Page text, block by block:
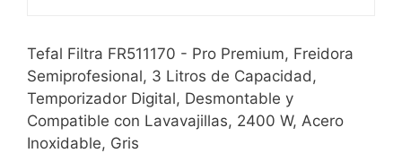
contra
sobrecalentamiento?
Podrías detener el
proceso para modificar el
programa o el tiempo o
CARACTERÍSTICAS
>
Tefal Filtra FR511170 - Pro Premium, Freidora
Semiprofesional, 3 Litros de Capacidad,
Temporizador Digital, Desmontable y
Compatible con Lavavajillas, 2400 W, Acero
Inoxidable, Gris